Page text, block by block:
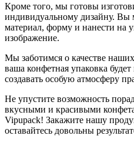
Кроме того, мы готовы
индивидуальному дизайну. Вы
материал, форму и нанести на
изображение.
Мы заботимся о качестве
ваша конфетная упаковка
создавать особую атмосферу
Не упустите возможность
вкусными и красивыми
Vipupack! Закажите нашу
оставайтесь довольны